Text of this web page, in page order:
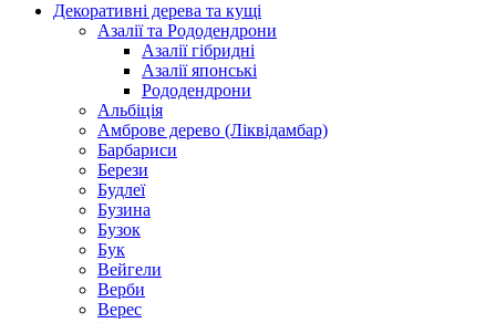
Декоративні дерева та кущі
Азалії та Рододендрони
Азалії гібридні
Азалії японські
Рододендрони
Альбіція
Амброве дерево (Ліквідамбар)
Барбариси
Берези
Будлеї
Бузина
Бузок
Бук
Вейгели
Верби
Верес